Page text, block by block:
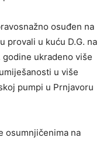
osuđen na
provali u kuću D.G. na
ukradeno više
u više
pumpi u Prnjavoru
osumnjičenima na